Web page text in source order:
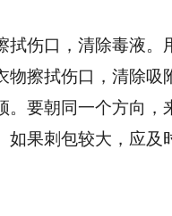
拭伤口，清除毒液。
物擦拭伤口，清除吸
。要朝同一个方向，
如果刺包较大，应及